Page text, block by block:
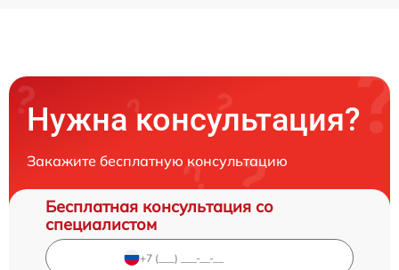
Нужна консультация?
Закажите бесплатную консультацию
Бесплатная консультация со
специалистом